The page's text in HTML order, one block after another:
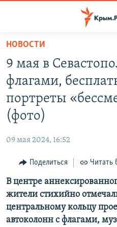
Вернуться
основному
содержанию
Вернутся
главной
Вернутся
поиску
СПЕЦПРОЕКТЫ
КАРТА ВОЕННЫХ ОБЪЕКТОВ
ВОДА
ИСТОРИЯ
ИНФОГРАФИКА
ТЕЛЕПРОЕКТ КРЫМ.РЕАЛИИ
ПРОПАВШИЕ БЕЗ ВЕСТИ
РАДІО СВОБОДА
КАК ОБОЙТИ
Українською
Qırımtatar
НОВОСТИ
9 мая в
флагами,
портреты
(фото)
09 мая 2024, 16:52
Поделиться Читать
В центре
жители стихийно
центральному кольцу
автоколонн с флагами,